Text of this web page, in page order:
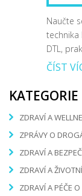
Naučte
technika
DTL,
ČÍST
KATEGORIE
ZDRAVÍ A
ZPRÁVY O
ZDRAVÍ A
ZDRAVÍ A
ZDRAVÍ A PÉČE